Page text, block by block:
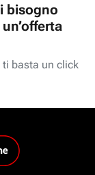
bisogno
ti basta un click